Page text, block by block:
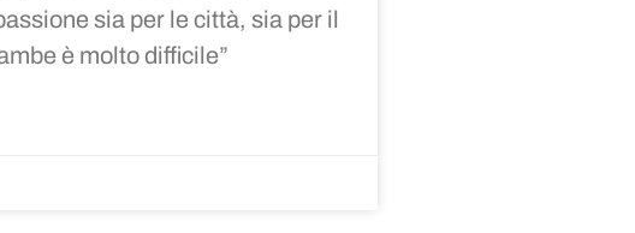
sia per le città, sia per il
è molto difficile”